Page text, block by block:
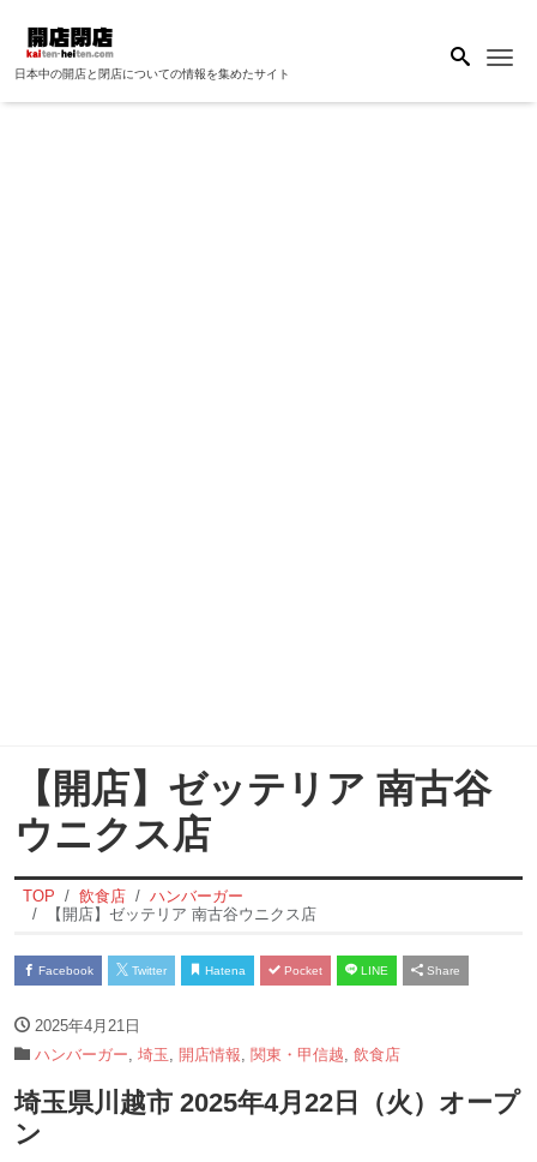
日本中の開店と閉店についての情報を集めたサイト
【開店】ゼッテリア 南古谷
ウニクス店
TOP 飲食店
ハンバーガー
【開店】ゼッテリア 南古谷ウニクス店
Facebook Twitter Hatena Pocket LINE Share
2025年4月21日
ハンバーガー 埼玉 開店情報 関東・甲信越 飲食店
埼玉県川越市 2025年4月22日（火）オープ
ン